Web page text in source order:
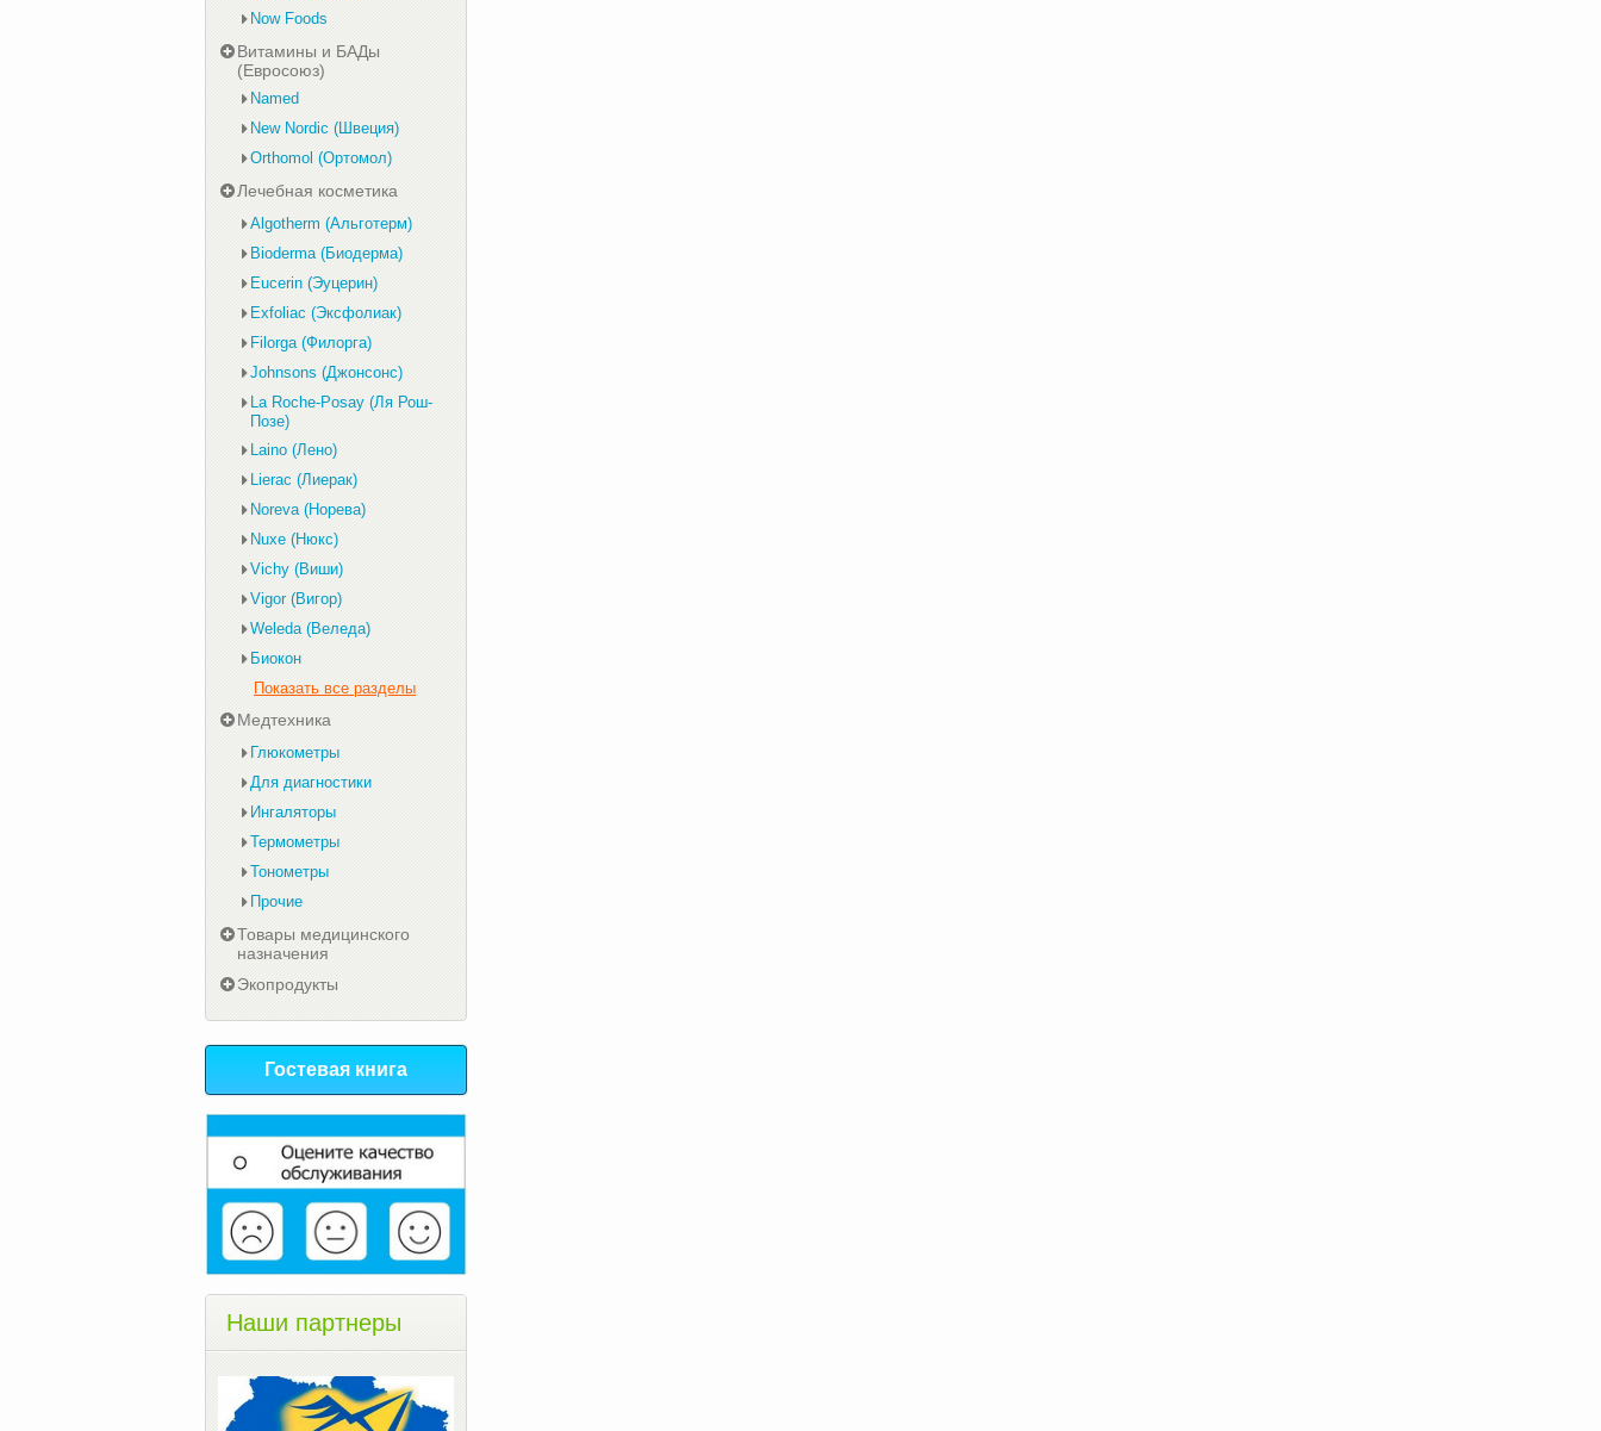
Now Foods
Витамины и БАДы
(Евросоюз)
Named
New Nordic (Швеция)
Orthomol (Ортомол)
Лечебная косметика
Algotherm (Альготерм)
Bioderma (Биодерма)
Eucerin (Эуцерин)
Exfoliac (Эксфолиак)
Filorga (Филорга)
Johnsons (Джонсонс)
La Roche-Posay (Ля Рош-
Позе)
Laino (Лено)
Lierac (Лиерак)
Noreva (Норева)
Nuxe (Нюкс)
Vichy (Виши)
Vigor (Вигор)
Weleda (Веледа)
Биокон
Показать все разделы
Медтехника
Глюкометры
Для диагностики
Ингаляторы
Термометры
Тонометры
Прочие
Товары медицинского
назначения
Экопродукты
Гостевая книга
Наши партнеры